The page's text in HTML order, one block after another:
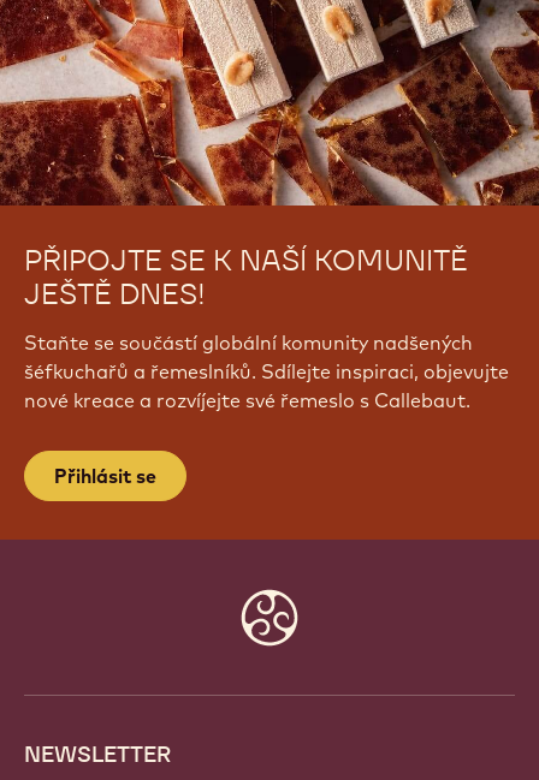
PŘIPOJTE SE K NAŠÍ KOMUNITĚ
JEŠTĚ DNES!
Staňte se součástí globální komunity nadšených
šéfkuchařů a řemeslníků. Sdílejte inspiraci, objevujte
nové kreace a rozvíjejte své řemeslo s Callebaut.
Přihlásit se
NEWSLETTER